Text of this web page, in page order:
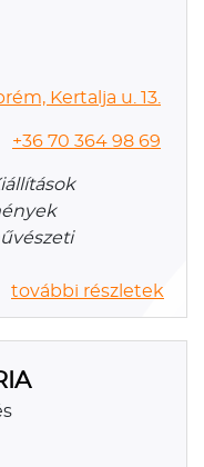
Kertalja u. 13.
+36 70 364 98 69
további részletek